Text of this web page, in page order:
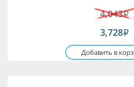
4,043i
3,728i
Добавить в